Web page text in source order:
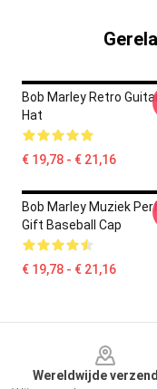
Bob Marley Retro
Hat
€ 19,78 - € 21,16
Bob Marley Muziek
Gift Baseball Cap
€ 19,78 - € 21,16
Wereldwijde